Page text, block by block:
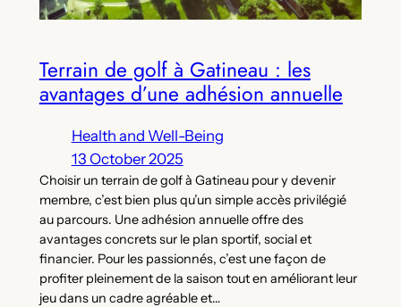
Terrain de golf à Gatineau : les
avantages d’une adhésion annuelle
Health and Well-Being
13 October 2025
Choisir un terrain de golf à Gatineau pour y devenir
membre, c’est bien plus qu’un simple accès privilégié
au parcours. Une adhésion annuelle offre des
avantages concrets sur le plan sportif, social et
financier. Pour les passionnés, c’est une façon de
profiter pleinement de la saison tout en améliorant leur
jeu dans un cadre agréable et…